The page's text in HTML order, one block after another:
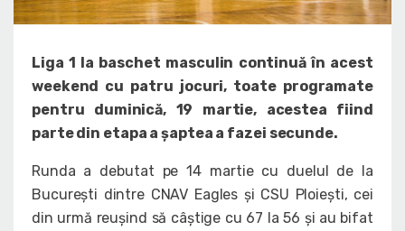
Liga 1 la baschet masculin continuă în acest
weekend cu patru jocuri, toate programate
pentru duminică, 19 martie, acestea fiind
parte din etapa a șaptea a fazei secunde.
Runda a debutat pe 14 martie cu duelul de la
București dintre CNAV Eagles și CSU Ploiești, cei
din urmă reușind să câștige cu 67 la 56 și au bifat